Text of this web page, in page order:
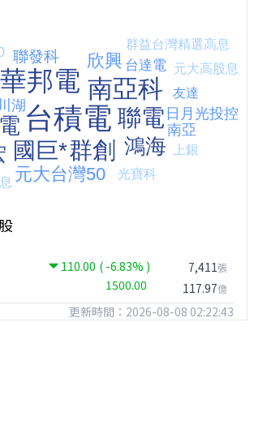
110.00 ( -6.83% )
1500.00
7,411張
117.97億
更新時間：2026-08-08 02:22:43